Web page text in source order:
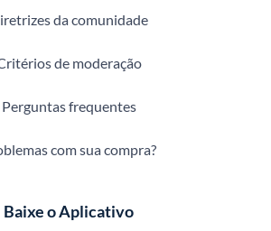
da comunidade
de moderação
Perguntas frequentes
com sua compra?
Baixe o Aplicativo